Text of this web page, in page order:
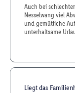
Auch bei
Nesselwang viel
und gemütliche
unterhaltsame
Liegt das